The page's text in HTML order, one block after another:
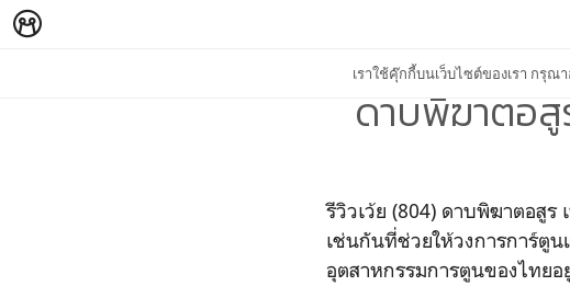
เราใช้คุ๊กกี้บนเว็บไซต์ของเรา กรุณ
ดาบพิฆาตอสู
รีวิวเว้ย (804) ดาบพิฆาตอสูร
เช่นกันที่ช่วยให้วงการการ์ตู
อุตสาหกรรมการตูนของไทย